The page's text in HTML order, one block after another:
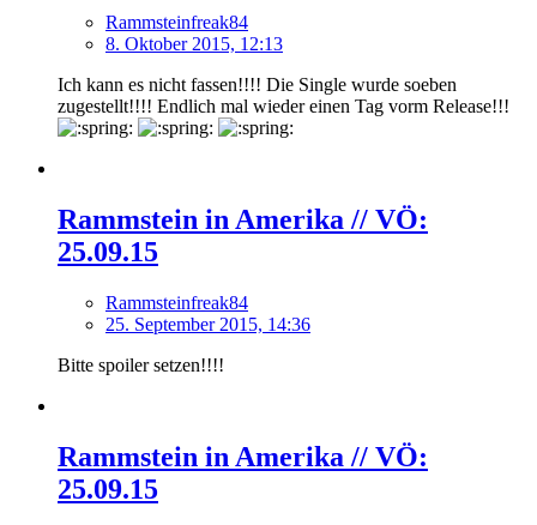
Rammsteinfreak84
8. Oktober 2015, 12:13
Ich kann es nicht fassen!!!! Die Single wurde soeben
zugestellt!!!! Endlich mal wieder einen Tag vorm Release!!!
Rammstein in Amerika // VÖ:
25.09.15
Rammsteinfreak84
25. September 2015, 14:36
Bitte spoiler setzen!!!!
Rammstein in Amerika // VÖ:
25.09.15